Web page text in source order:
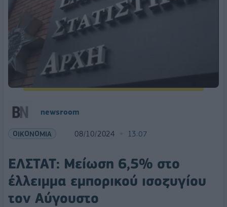
newsroom
ΟΙΚΟΝΟΜΙΑ 08/10/2024 13:07
ΕΛΣΤΑΤ: Μείωση 6,5% στο
έλλειμμα εμπορικού ισοζυγίου
τον Αύγουστο